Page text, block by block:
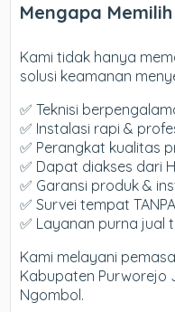
Mengapa Memilih
Kami tidak hanya
solusi keamanan
✅ Teknisi
✅ Instalasi rapi &
✅ Perangkat kualitas
✅ Dapat diakses dari
✅ Garansi produk &
✅ Survei tempat
✅ Layanan purna jual
Kami melayani
Kabupaten Purworejo
Ngombol.